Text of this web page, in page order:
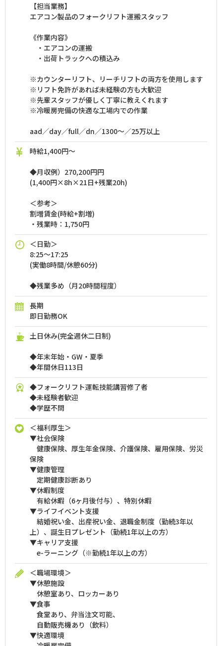
【担当業務】
エアコン製品のフォークリフト運搬スタッフ
《作業内容》
・エアコンの運搬
・出荷トラックへの積込み
※カウンターリフト、リーチリフトの両方を使用します
※リフト免許があれば未経験の方も大歓迎
※先輩スタッフが優しく丁寧に教えくれます
※冷暖房完備の快適な工場内での作業
aad／day／full／dn／1300～／25万以上
時給1,400円～
◆月収例）270,200円円
(1,400円×8h×21日+残業20h)
＜参考＞
割増賃金(時給+割増)
・残業時：1,750円
＜日勤＞
8:25～17:25
(実働8時間/休憩60分)
◆残業多め（月20時間程度）
長期
即日勤務OK
土日休み(完全週休二日制)
◆年末年始・GW・夏季
◆年間休日113日
◆フォークリフト運転技能講習修了者
◆未経験者歓迎
◆学歴不問
＜福利厚生＞
▼社会保険
健康保険、厚生年金保険、介護保険、雇用保険、労災
保険
▼健康管理
定期健康診断あり
▼休暇制度
有給休暇（6ヶ月後付与）、特別休暇
▼ライフイベント支援
結婚祝い金、出産祝い金、退職金制度（勤続3年以
上）、誕生日プレゼント（勤続1年以上の方）
▼キャリア支援
e-ラーニング（※勤続1年以上の方）
＜職場環境＞
▼休憩施設
休憩室あり、ロッカーあり
▼食事
食堂あり、弁当注文可能、
自動販売機あり（飲料）
▼快適環境